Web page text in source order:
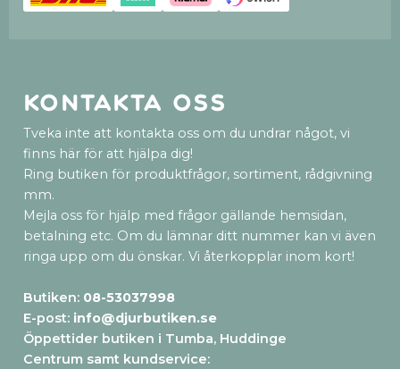
Kontakta oss
Tveka inte att kontakta oss om du undrar något, vi
finns här för att hjälpa dig!
Ring butiken för produktfrågor, sortiment, rådgivning
mm.
Mejla oss för hjälp med frågor gällande hemsidan,
betalning etc. Om du lämnar ditt nummer kan vi även
ringa upp om du önskar. Vi återkopplar inom kort!
Butiken: 08-53037998
E-post: info@djurbutiken.se
Öppettider butiken i Tumba, Huddinge
Centrum samt kundservice: